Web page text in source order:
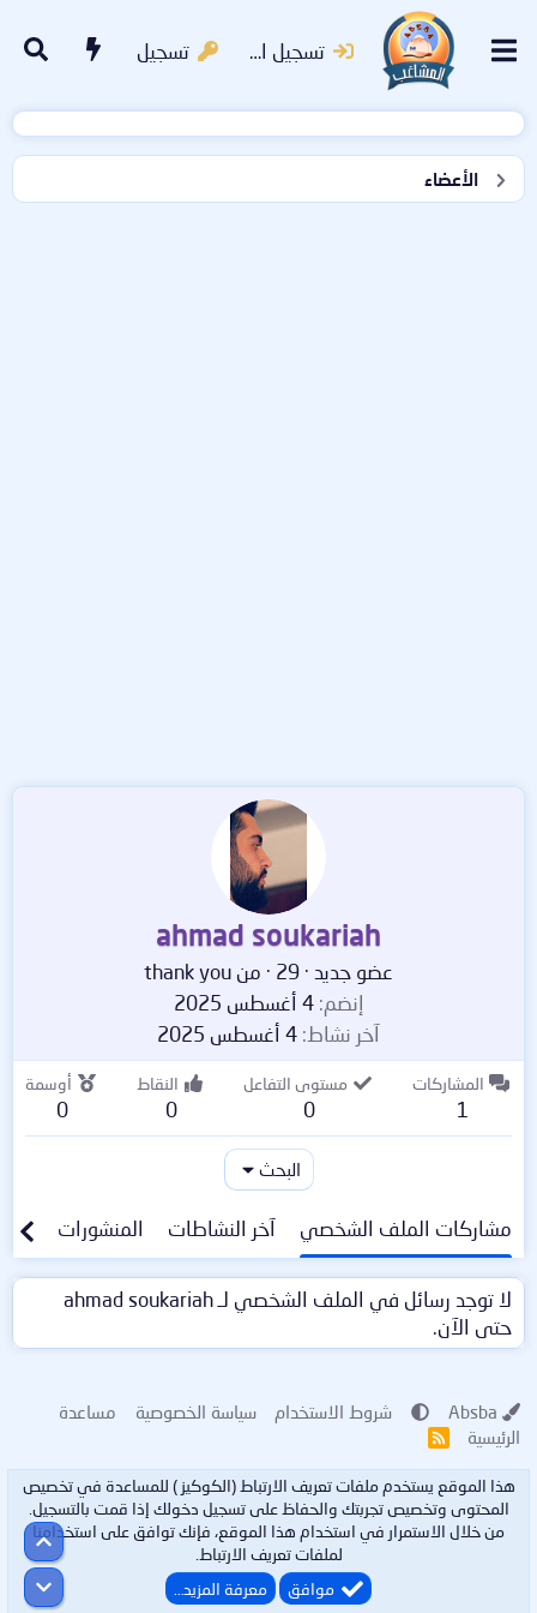
تسجيل الدخول تسجيل
الأعضاء
ahmad soukariah
عضو جديد ·
· من thank you
إنضم 4 أغسطس 2025
آخر نشاط 4 أغسطس 2025
المشاركات
1
مستوى التفاعل
0
النقاط
0
أوسمة
0
البحث
مشاركات الملف الشخصي آخر النشاطات المنشورات
لا توجد رسائل في الملف الشخصي لـ ahmad soukariah
حتى الآن.
شروط الاستخدام سياسة الخصوصية
مساعدة
الرئيسية
R
هذا الموقع يستخدم ملفات تعريف الارتباط (الكوكيز ) للمساعدة في تخصيص
المحتوى وتخصيص تجربتك والحفاظ على تسجيل دخولك إذا قمت بالتسجيل.
من خلال الاستمرار في استخدام هذا الموقع، فإنك توافق على استخدامنا
لملفات تعريف الارتباط.
موافق
معرفة المزيد…
أعلى